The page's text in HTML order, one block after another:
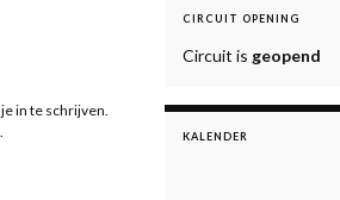
in te schrijven.
CIRCUIT OPENING
Circuit is geopend
KALENDER